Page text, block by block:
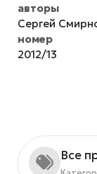
авторы
Сергей
номер
2012/13
Все